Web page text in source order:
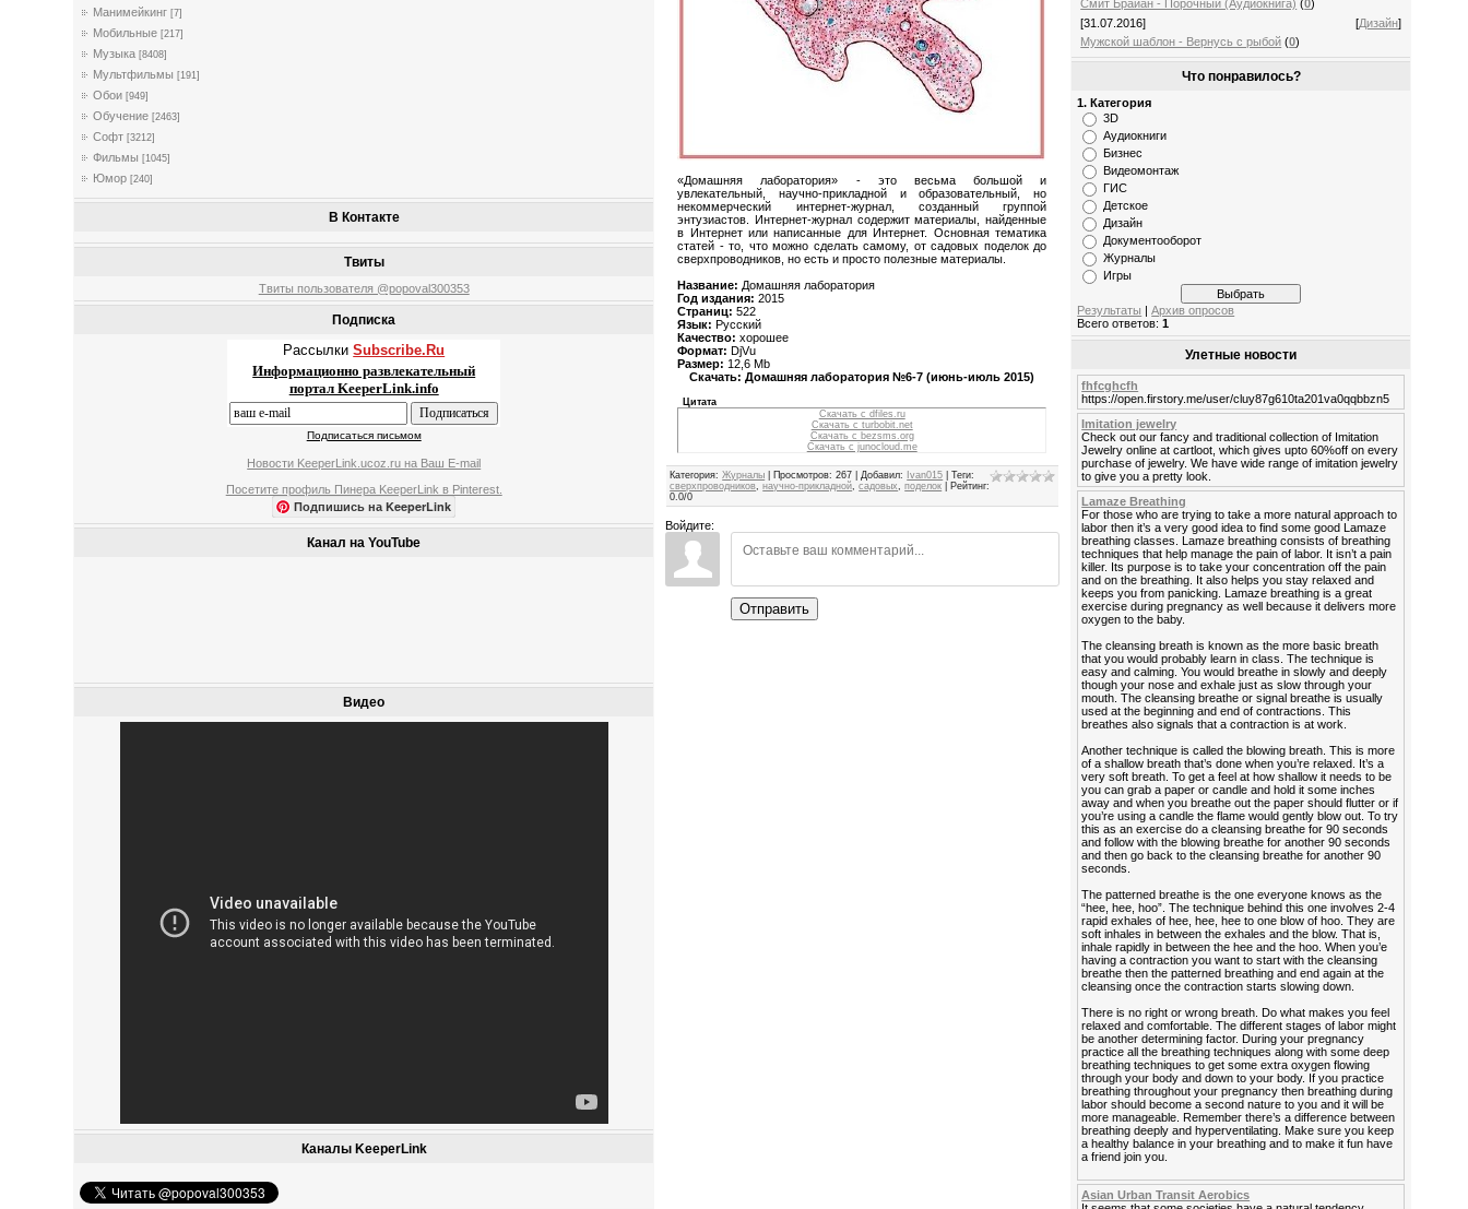
Манимейкинг [7]
Мобильные [217]
Музыка [8408]
Мультфильмы [191]
Обои [949]
Обучение [2463]
Софт [3212]
Фильмы [1045]
Юмор [240]
В Контакте
Твиты
Твиты пользователя @popoval300353
Подписка
РассылкиSubscribe.Ru
Информационно развлекательный
портал KeeperLink.info
Подписаться письмом
Новости KeeperLink.ucoz.ru на Ваш E-mail
Посетите профиль Пинера KeeperLink в Pinterest.
Подпишись на KeeperLink
Канал на YouTube
Видео
Каналы KeeperLink
«Домашняя лаборатория» - это весьма большой и
увлекательный, научно-прикладной и образовательный, но
некоммерческий интернет-журнал, созданный группой
энтузиастов. Интернет-журнал содержит материалы, найденные
в Интернет или написанные для Интернет. Основная тематика
статей - то, что можно сделать самому, от садовых поделок до
сверхпроводников, но есть и просто полезные материалы.
Название: Домашняя лаборатория
Год издания: 2015
Страниц: 522
Язык: Русский
Качество: хорошее
Формат: DjVu
Размер: 12,6 Mb
Скачать: Домашняя лаборатория №6-7 (июнь-июль 2015)
Цитата
Скачать с dfiles.ru
Скачать с turbobit.net
Скачать с bezsms.org
Скачать с junocloud.me
Категория: Журналы Просмотров: 267 Добавил: Ivan015 |Теги:
сверхпроводников ,научно-прикладной ,садовых ,поделок Рейтинг:
0.0/0
Войдите:
Отправить
Смит Брайан - Порочный (Аудиокнига) (0)
[31.07.2016]
[Дизайн]
Мужской шаблон - Вернусь с рыбой (0)
Что понравилось?
1. Категория
3D
Аудиокниги
Бизнес
Видеомонтаж
ГИС
Детское
Дизайн
Документооборот
Журналы
Игры
Результаты |Архив опросов
Всего ответов:1
Улетные новости
fhfcghcfh
https://open.firstory.me/user/cluy87g610ta201va0qqbbzn5
Imitation jewelry
Check out our fancy and traditional collection of Imitation
Jewelry online at cartloot, which gives upto 60%off on every
purchase of jewelry. We have wide range of imitation jewelry
to give you a pretty look.
Lamaze Breathing
For those who are trying to take a more natural approach to
labor then it’s a very good idea to find some good Lamaze
breathing classes. Lamaze breathing consists of breathing
techniques that help manage the pain of labor. It isn’t a pain
killer. Its purpose is to take your concentration off the pain
and on the breathing. It also helps you stay relaxed and
keeps you from panicking. Lamaze breathing is a great
exercise during pregnancy as well because it delivers more
oxygen to the baby.
The cleansing breath is known as the more basic breath
that you would probably learn in class. The technique is
easy and calming. You would breathe in slowly and deeply
though your nose and exhale just as slow through your
mouth. The cleansing breathe or signal breathe is usually
used at the beginning and end of contractions. This
breathes also signals that a contraction is at work.
Another technique is called the blowing breath. This is more
of a shallow breath that’s done when you’re relaxed. It’s a
very soft breath. To get a feel at how shallow it needs to be
you can grab a paper or candle and hold it some inches
away and when you breathe out the paper should flutter or if
you’re using a candle the flame would gently blow out. To try
this as an exercise do a cleansing breathe for 90 seconds
and follow with the blowing breathe for another 90 seconds
and then go back to the cleansing breathe for another 90
seconds.
The patterned breathe is the one everyone knows as the
“hee, hee, hoo”. The technique behind this one involves 2-4
rapid exhales of hee, hee, hee to one blow of hoo. They are
soft inhales in between the exhales and the blow. That is,
inhale rapidly in between the hee and the hoo. When you’e
having a contraction you want to start with the cleansing
breathe then the patterned breathing and end again at the
cleansing once the contraction starts slowing down.
There is no right or wrong breath. Do what makes you feel
relaxed and comfortable. The different stages of labor might
be another determining factor. During your pregnancy
practice all the breathing techniques along with some deep
breathing techniques to get some extra oxygen flowing
through your body and down to your body. If you practice
breathing throughout your pregnancy then breathing during
labor should become a second nature to you and it will be
more manageable. Remember there’s a difference between
breathing deeply and hyperventilating. Make sure you keep
a healthy balance in your breathing and to make it fun have
a friend join you.
Asian Urban Transit Aerobics